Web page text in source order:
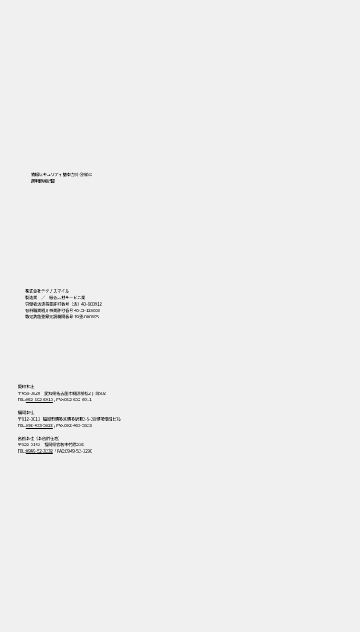
情報セキュリティ基本方針-別紙に
​適用範囲記載
株式会社テクノスマイル
製造業 ／ 総合人材サービス業
労働者派遣事業許可番号（派）40-300912
有料職業紹介事業許可番号 40-ユ-120008
特定技能登録支援機関番号 19登-000395
愛知本社
〒458-0820 愛知県名古屋市緑区境松2丁目502
TEL:052-602-6910/ FAX:052-602-6911
福岡本社
〒812-0013 福岡市博多区博多駅東2-5-28 博多偕成ビル
TEL:092-433-5822/ FAX:092-433-5823
宮若本社（本店所在地）
〒822-0142 福岡県宮若市竹原236
TEL:0949-52-3232/ FAX:0949-52-3290